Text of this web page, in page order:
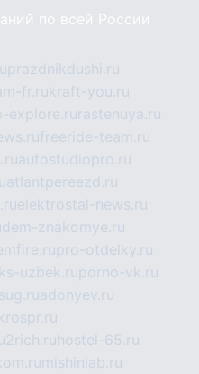
по всей России
prazdnikdushi.ru
fr.rukraft-you.ru
explore.ru rastenuya.ru
freeride-team.ru
autostudiopro.ru
atlantpereezd.ru
elektrostal-news.ru
znakomye.ru
pro-otdelky.ru
uzbek.ruporno-vk.ru
adonyev.ru
krospr.ru
2rich.ru hostel-65.ru
mishinlab.ru